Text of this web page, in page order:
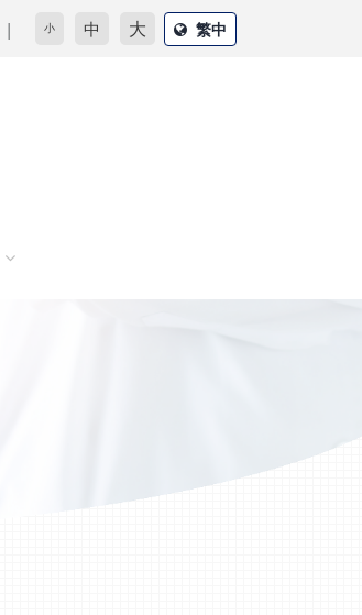
小 中 大 繁中